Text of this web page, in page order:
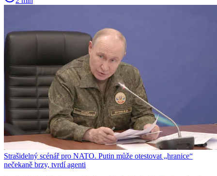
Strašidelný scénář pro NATO. Putin může otestovat „hranice“
nečekaně brzy, tvrdí agenti